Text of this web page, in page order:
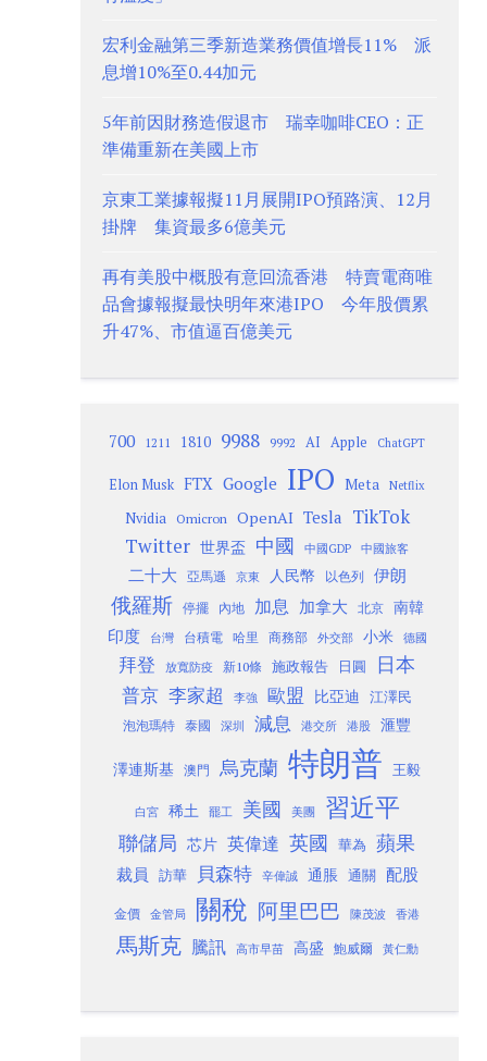
宏利金融第三季新造業務價值增長11% 派
息增10%至0.44加元
5年前因財務造假退市 瑞幸咖啡CEO：正
準備重新在美國上市
京東工業據報擬11月展開IPO預路演、12月
掛牌 集資最多6億美元
再有美股中概股有意回流香港 特賣電商唯
品會據報擬最快明年來港IPO 今年股價累
升47%、市值逼百億美元
700 1211 1810 9988 9992 AI Apple ChatGPT
Elon Musk FTX Google IPO Meta Netflix
Nvidia Omicron OpenAI Tesla TikTok
Twitter 世界盃 中國 中國GDP 中國旅客
二十大 亞馬遜 京東 人民幣 以色列 伊朗
俄羅斯 停擺 內地 加息 加拿大 北京
南韓
印度
台灣 台積電 哈里 商務部 外交部 小米 德國
拜登 放寬防疫 新10條 施政報告 日圓 日本
普京 李家超 李強 歐盟 比亞迪 江澤民
泡泡瑪特 泰國 深圳 減息 港交所 港股 滙豐
澤連斯基 澳門 烏克蘭 特朗普 王毅
白宮 稀土 罷工 美國 美團 習近平
聯儲局 芯片 英偉達 英國 華為 蘋果
裁員 訪華 貝森特 辛偉誠 通脹 通關 配股
金價 金管局 關稅 阿里巴巴 陳茂波 香港
馬斯克 騰訊 高市早苗 高盛 鮑威爾 黃仁勳